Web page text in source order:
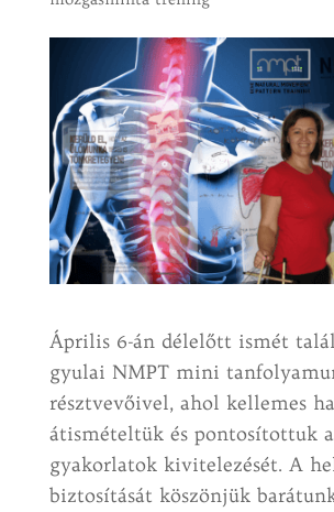
Április 6-án délelőtt ismét
gyulai NMPT mini
résztvevőivel, ahol kellemes
átismételtük és pontosítottuk a
gyakorlatok kivitelezését. A
biztosítását köszönjük